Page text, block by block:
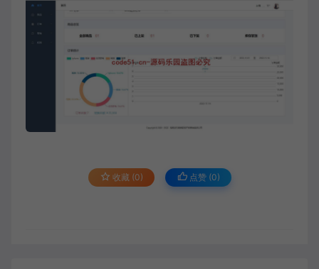
收藏 (0) 点赞 (0)